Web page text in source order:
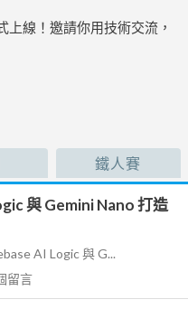
線！邀請你用技術交流，
鐵人賽
與 Gemini Nano 打造
AI Logic 與 G...
留言